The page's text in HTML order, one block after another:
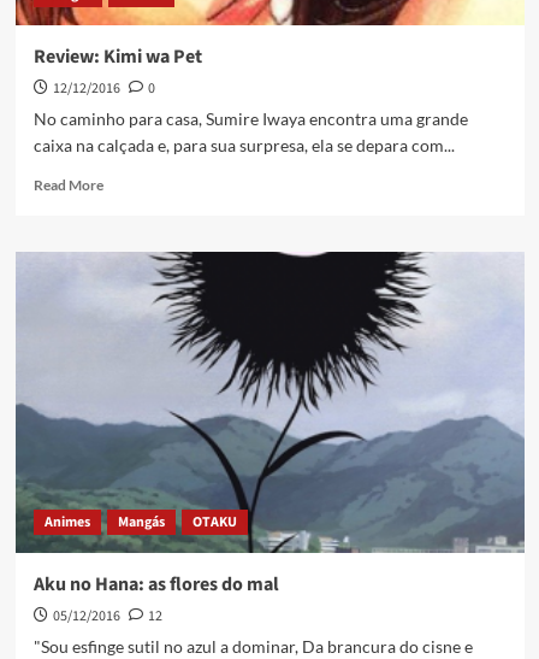
Review: Kimi wa Pet
12/12/2016
0
No caminho para casa, Sumire Iwaya encontra uma grande
caixa na calçada e, para sua surpresa, ela se depara com...
Read More
Animes Mangás OTAKU
Aku no Hana: as flores do mal
05/12/2016
12
"Sou esfinge sutil no azul a dominar, Da brancura do cisne e